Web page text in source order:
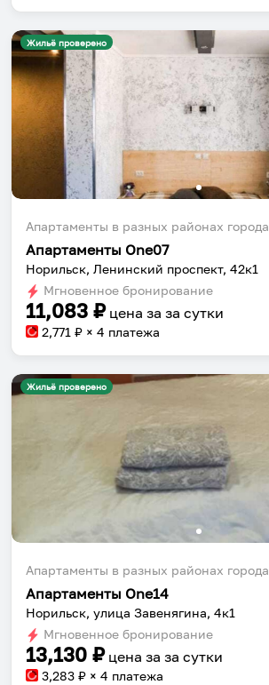
Жильё проверено
Апартаменты в разных районах города
Апартаменты One07
Норильск, Ленинский проспект, 42к1
Мгновенное бронирование
11,083 ₽ цена за за сутки
2,771 ₽ × 4 платежа
Жильё проверено
Апартаменты в разных районах города
Апартаменты One14
Норильск, улица Завенягина, 4к1
Мгновенное бронирование
13,130 ₽ цена за за сутки
3,283 ₽ × 4 платежа